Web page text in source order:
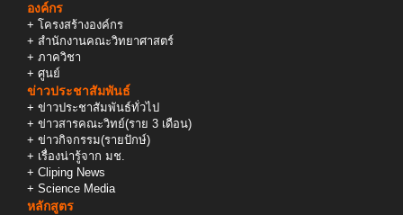
องค์กร
+ โครงสร้างองค์กร
+ สำนักงานคณะวิทยาศาสตร์
+ ภาควิชา
+ ศูนย์
ข่าวประชาสัมพันธ์
+ ข่าวประชาสัมพันธ์ทั่วไป
+ ข่าวสารคณะวิทย์(ราย 3 เดือน)
+ ข่าวกิจกรรม(รายปักษ์)
+ เรื่องน่ารู้จาก มช.
+ Cliping News
+ Science Media
หลักสูตร